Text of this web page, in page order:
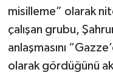
misilleme” olarak
çalışan grubu,
anlaşmasını
olarak gördüğünü